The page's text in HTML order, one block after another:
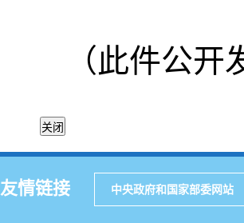
（此件公开
友情链接 中央政府和国家部委网站